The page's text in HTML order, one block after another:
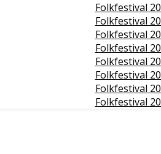
Folkfestival
Folkfestival
Folkfestival
Folkfestival
Folkfestival
Folkfestival
Folkfestival
Folkfestival